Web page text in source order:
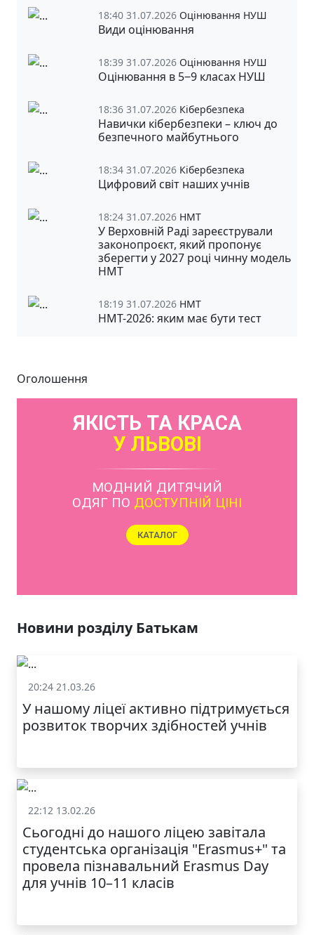
18:40 31.07.2026 Оцінювання НУШ
Види оцінювання
18:39 31.07.2026 Оцінювання НУШ
Оцінювання в 5‒9 класах НУШ
18:36 31.07.2026 Кібербезпека
Навички кібербезпеки – ключ до
безпечного майбутнього
18:34 31.07.2026 Кібербезпека
Цифровий світ наших учнів
18:24 31.07.2026 НМТ
У Верховній Раді зареєстрували
законопроєкт, який пропонує
зберегти у 2027 році чинну модель
НМТ
18:19 31.07.2026 НМТ
НМТ-2026: яким має бути тест
Оголошення
ЯКІСТЬ ТА КРАСА
У ЛЬВОВІ
МОДНИЙ ДИТЯЧИЙ
ОДЯГ ПО ДОСТУПНІЙ ЦІНІ
КАТАЛОГ
Новини розділу Батькам
20:24 21.03.26
У нашому ліцеї активно підтримується
розвиток творчих здібностей учнів
22:12 13.02.26
Сьогодні до нашого ліцею завітала
студентська організація "Erasmus+" та
провела пізнавальний Erasmus Day
для учнів 10–11 класів